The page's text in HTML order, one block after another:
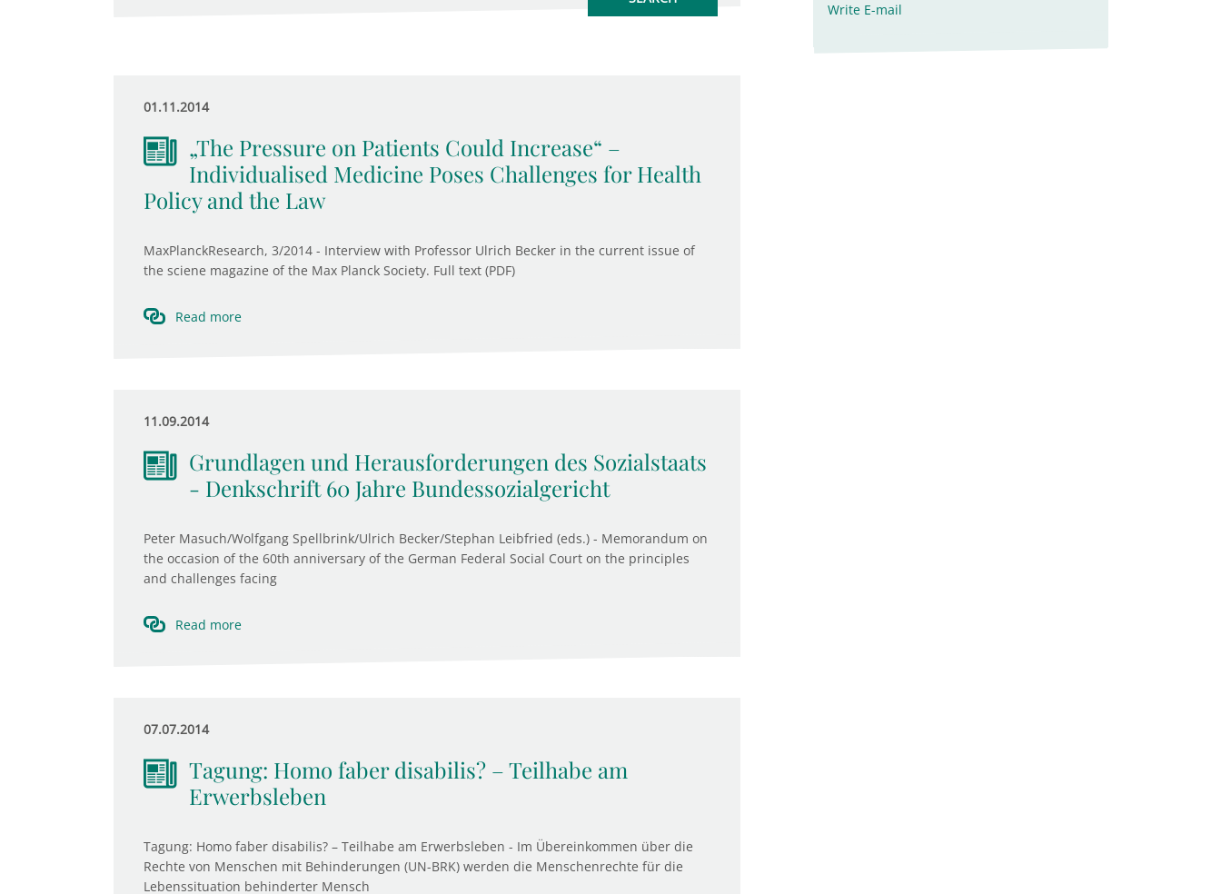
01.11.2014
„The Pressure on Patients Could Increase“ –
Individualised Medicine Poses Challenges for Health
Policy and the Law
MaxPlanckResearch, 3/2014 - Interview with Professor Ulrich Becker in the current issue of
the sciene magazine of the Max Planck Society. Full text (PDF)
Read more
11.09.2014
Grundlagen und Herausforderungen des Sozialstaats
- Denkschrift 60 Jahre Bundessozialgericht
Peter Masuch/Wolfgang Spellbrink/Ulrich Becker/Stephan Leibfried (eds.) - Memorandum on
the occasion of the 60th anniversary of the German Federal Social Court on the principles
and challenges facing
Read more
07.07.2014
Tagung: Homo faber disabilis? – Teilhabe am
Erwerbsleben
Tagung: Homo faber disabilis? – Teilhabe am Erwerbsleben - Im Übereinkommen über die
Rechte von Menschen mit Behinderungen (UN-BRK) werden die Menschenrechte für die
Lebenssituation behinderter Mensch
Write E-mail